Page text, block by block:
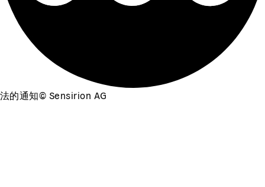
法的通知© Sensirion AG